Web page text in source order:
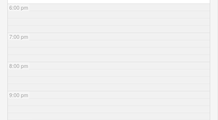
6:00 pm
7:00 pm
8:00 pm
9:00 pm